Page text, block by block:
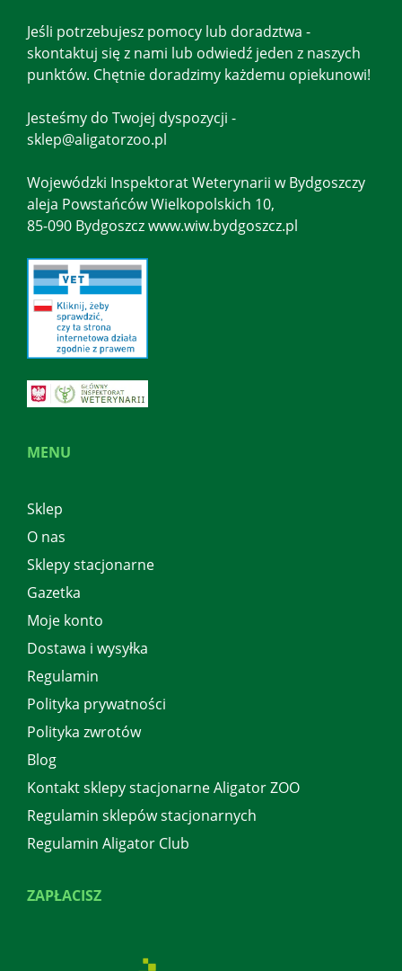
MENU
Sklep
O nas
Sklepy stacjonarne
Gazetka
Moje konto
Dostawa i wysyłka
Regulamin
Polityka prywatności
Polityka zwrotów
Blog
Kontakt sklepy stacjonarne Aligator ZOO
Regulamin sklepów stacjonarnych
Regulamin Aligator Club
ZAPŁACISZ
Jeśli potrzebujesz pomocy lub doradztwa -
skontaktuj się z nami lub odwiedź jeden z naszych
punktów. Chętnie doradzimy każdemu opiekunowi!
Jesteśmy do Twojej dyspozycji -
sklep@aligatorzoo.pl
Wojewódzki Inspektorat Weterynarii w Bydgoszczy
aleja Powstańców Wielkopolskich 10,
85-090 Bydgoszcz www.wiw.bydgoszcz.pl